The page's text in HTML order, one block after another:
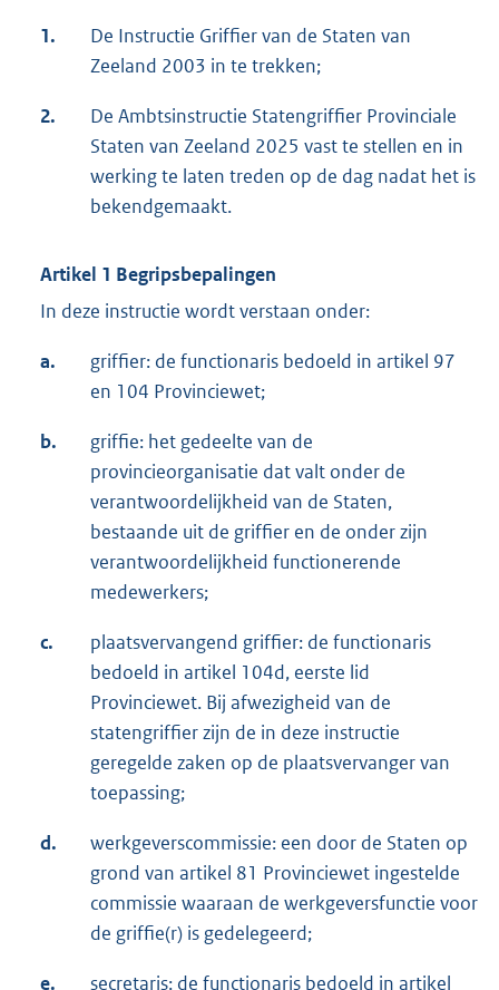
1.
De Instructie Griffier van de Staten van
Zeeland 2003 in te trekken;
2.
De Ambtsinstructie Statengriffier Provinciale
Staten van Zeeland 2025 vast te stellen en in
werking te laten treden op de dag nadat het is
bekendgemaakt.
Artikel 1 Begripsbepalingen
In deze instructie wordt verstaan onder:
a.
griffier: de functionaris bedoeld in artikel 97
en 104 Provinciewet;
b.
griffie: het gedeelte van de
provincieorganisatie dat valt onder de
verantwoordelijkheid van de Staten,
bestaande uit de griffier en de onder zijn
verantwoordelijkheid functionerende
medewerkers;
c.
plaatsvervangend griffier: de functionaris
bedoeld in artikel 104d, eerste lid
Provinciewet. Bij afwezigheid van de
statengriffier zijn de in deze instructie
geregelde zaken op de plaatsvervanger van
toepassing;
d.
werkgeverscommissie: een door de Staten op
grond van artikel 81 Provinciewet ingestelde
commissie waaraan de werkgeversfunctie voor
de griffie(r) is gedelegeerd;
e. secretaris: de functionaris bedoeld in artikel